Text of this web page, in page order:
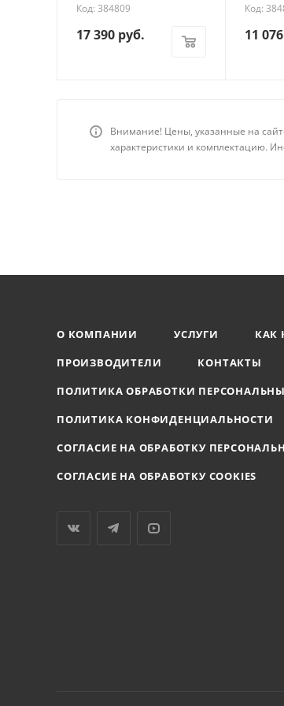
Код: 384809
17 390руб.
Код:
11 076
Внимание! Цены, указанные на
характеристики и комплектацию.
О КОМПАНИИ УСЛУГИ
КАК
ПРОИЗВОДИТЕЛИ
КОНТАКТЫ
ПОЛИТИКА ОБРАБОТКИ
ПОЛИТИКА КОНФИДЕНЦИАЛЬНОСТИ
СОГЛАСИЕ НА ОБРАБОТКУ
СОГЛАСИЕ НА ОБРАБОТКУ COOKIES